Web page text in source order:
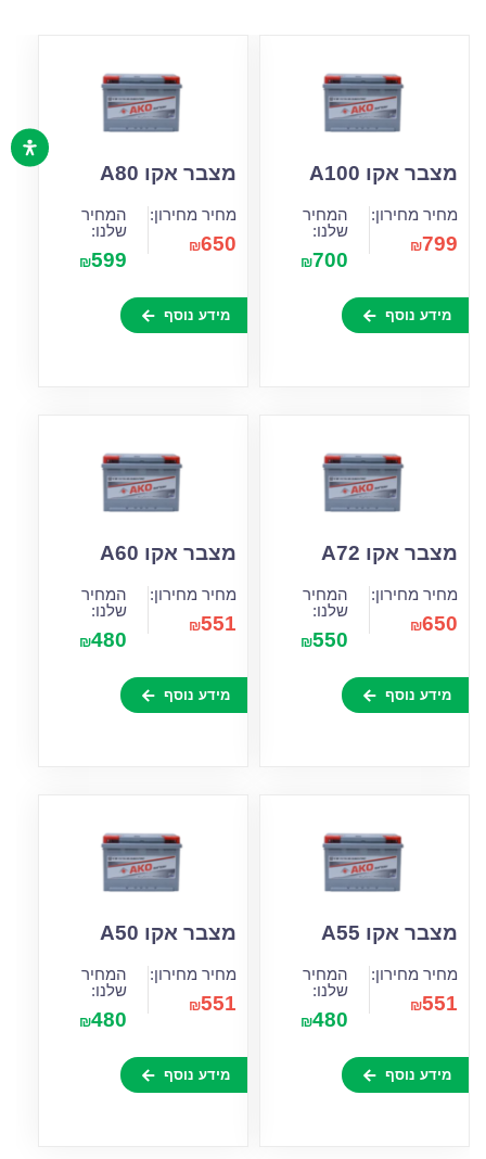
מצבר אקו A100
מחיר מחירון:
₪799
המחיר
שלנו:
₪700
מידע נוסף
מצבר אקו A80
מחיר מחירון:
₪650
המחיר
שלנו:
₪599
מידע נוסף
מצבר אקו A72
מחיר מחירון:
₪650
המחיר
שלנו:
₪550
מידע נוסף
מצבר אקו A60
מחיר מחירון:
₪551
המחיר
שלנו:
₪480
מידע נוסף
מצבר אקו A55
מחיר מחירון:
₪551
המחיר
שלנו:
₪480
מידע נוסף
מצבר אקו A50
מחיר מחירון:
₪551
המחיר
שלנו:
₪480
מידע נוסף